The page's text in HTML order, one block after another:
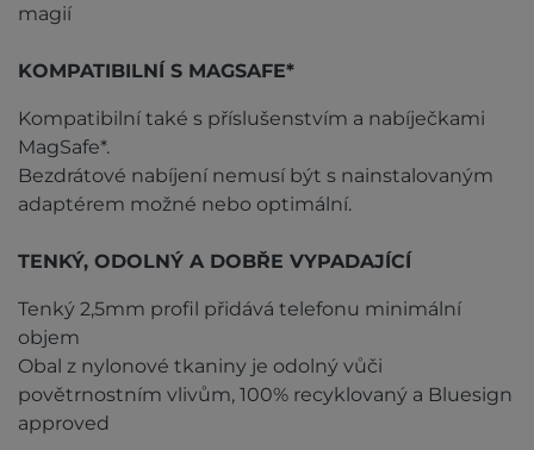
magií
KOMPATIBILNÍ S MAGSAFE*
Kompatibilní také s příslušenstvím a nabíječkami
MagSafe*.
Bezdrátové nabíjení nemusí být s nainstalovaným
adaptérem možné nebo optimální.
TENKÝ, ODOLNÝ A DOBŘE VYPADAJÍCÍ
Tenký 2,5mm profil přidává telefonu minimální
objem
Obal z nylonové tkaniny je odolný vůči
povětrnostním vlivům, 100% recyklovaný a Bluesign
approved